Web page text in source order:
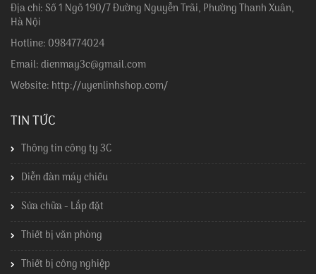
Địa chỉ: Số 1 Ngõ 190/7 Đường Nguyễn Trãi, Phường Thanh Xuân,
Hà Nội
Hotline: 0984774024
Email: dienmay3c@gmail.com
Website: http://uyenlinhshop.com/
TIN TỨC
Thông tin công ty 3C
Diễn đàn máy chiếu
Sửa chữa - Lắp đặt
Thiết bị văn phòng
Thiết bị công nghiệp